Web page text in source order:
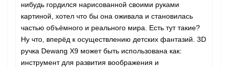
нибудь гордился нарисованной своими руками
картиной, хотел что бы она оживала и становилась
частью объёмного и реального мира. Есть тут такие?
Ну что, вперёд к осуществлению детских фантазий. 3D
ручка Dewang X9 может быть использована как:
инструмент для развития воображения и